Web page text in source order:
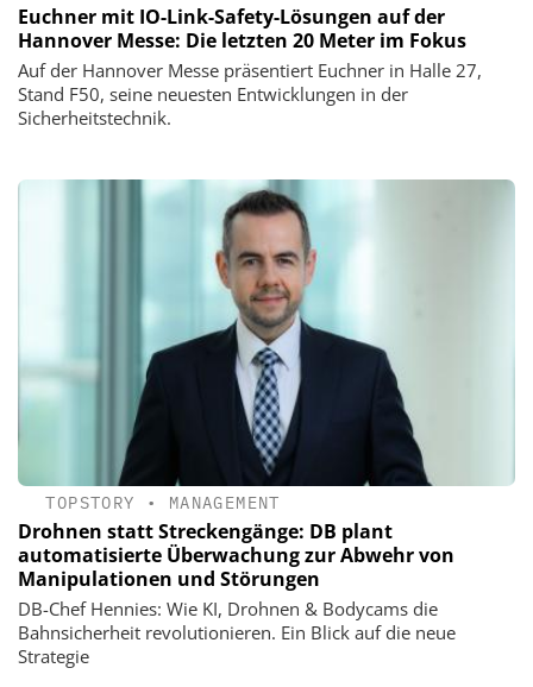
Euchner mit IO-Link-Safety-Lösungen auf der
Hannover Messe: Die letzten 20 Meter im Fokus
Auf der Hannover Messe präsentiert Euchner in Halle 27,
Stand F50, seine neuesten Entwicklungen in der
Sicherheitstechnik.
TOPSTORY • MANAGEMENT
Drohnen statt Streckengänge: DB plant
automatisierte Überwachung zur Abwehr von
Manipulationen und Störungen
DB-Chef Hennies: Wie KI, Drohnen & Bodycams die
Bahnsicherheit revolutionieren. Ein Blick auf die neue
Strategie